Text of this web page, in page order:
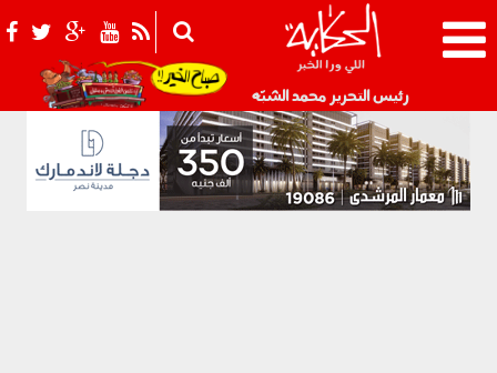
رئيس التحرير محمد الشبّه 021_2.png